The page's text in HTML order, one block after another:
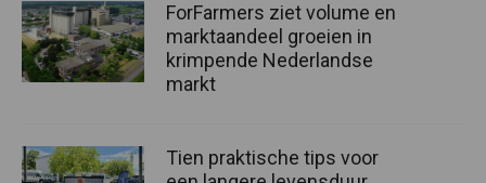
ForFarmers ziet volume en
marktaandeel groeien in
krimpende Nederlandse
markt
Tien praktische tips voor